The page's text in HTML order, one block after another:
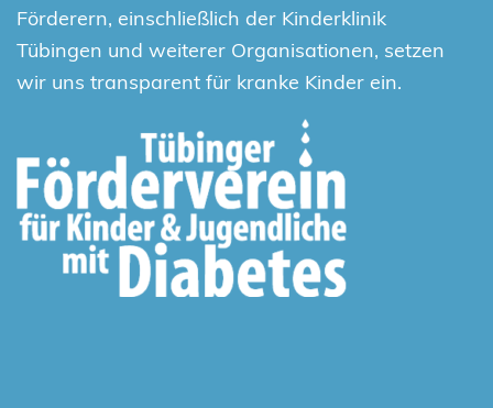
Förderern, einschließlich der Kinderklinik
Tübingen und weiterer Organisationen, setzen
wir uns transparent für kranke Kinder ein.